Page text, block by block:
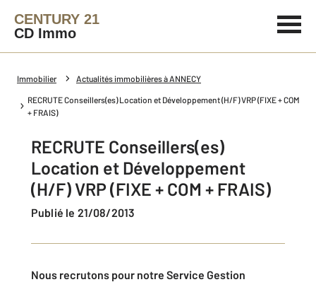
CENTURY 21
CD Immo
Immobilier Actualités immobilières à ANNECY
RECRUTE Conseillers(es) Location et Développement (H/F) VRP (FIXE + COM
+ FRAIS)
RECRUTE Conseillers(es)
Location et Développement
(H/F) VRP (FIXE + COM + FRAIS)
Publié le 21/08/2013
Nous recrutons pour notre Service Gestion